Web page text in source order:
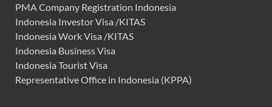
PMA Company Registration Indonesia
Indonesia Investor Visa /KITAS
Indonesia Work Visa /KITAS
Indonesia Business Visa
Indonesia Tourist Visa
Representative Office in Indonesia (KPPA)